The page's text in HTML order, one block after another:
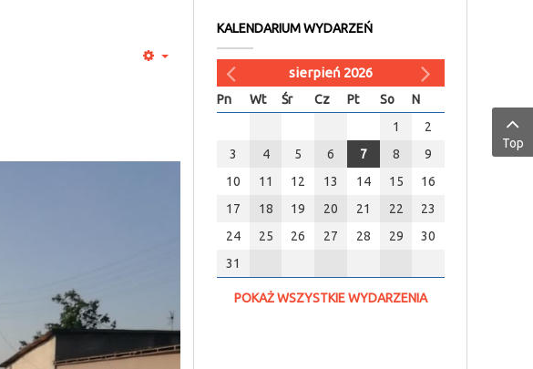
KALENDARIUM WYDARZEŃ
sierpień 2026
Pn Wt Śr Cz Pt So
N
1
2
3
4 5 6 7 8
9
10
11 12 13 14 15
16
17
18 19 20 21 22
23
24
25 26 27 28 29
30
31
POKAŻ WSZYSTKIE WYDARZENIA
Top